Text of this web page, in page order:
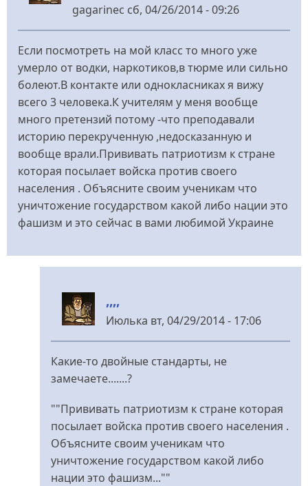
gagarinec сб, 04/26/2014 - 09:26
Если посмотреть на мой класс то много уже
умерло от водки, наркотиков,в тюрме или сильно
болеют.В контакте или однокласниках я вижу
всего 3 человека.К учителям у меня вообще
много претензий потому -что преподавали
историю перекрученную ,недосказанную и
вообще врали.Прививать патриотизм к стране
которая посылает войска против своего
населения . Объясните своим ученикам что
уничтожение государством какой либо нации это
фашизм и это сейчас в вами любимой Украине
,,,,
Июлька вт, 04/29/2014 - 17:06
У
відповідь
до
посмотреть
на
мой
класс
від
Какие-то двойные стандарты, не
замечаете.......?
""Прививать патриотизм к стране которая
посылает войска против своего населения .
Объясните своим ученикам что
уничтожение государством какой либо
нации это фашизм...""